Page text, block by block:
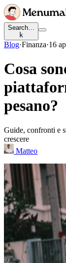
Search…
k
Blog·Finanza·16
Cosa
pesano?
Guide, confronti e
crescere
Matteo